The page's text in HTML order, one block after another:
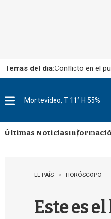
Temas del día:Conflicto en el
u
Montevideo, T 11° H 55%
Últimas Noticias
EL PAÍS HORÓSCOPO
Este es